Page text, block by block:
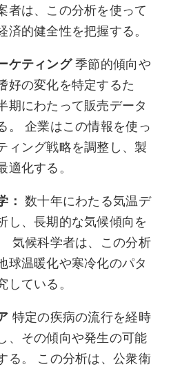
者は、この分析を使って
済的健全性を把握する。
ケティング季節的傾向や
好の変化を特定するた
期にわたって販売データ
。 企業はこの情報を使っ
ィング戦略を調整し、製
適化する。
：数十年にわたる気温デ
し、長期的な気候傾向を
気候科学者は、この分析
球温暖化や寒冷化のパタ
している。
特定の疾病の流行を経時
、その傾向や発生の可能
る。 この分析は、公衆衛